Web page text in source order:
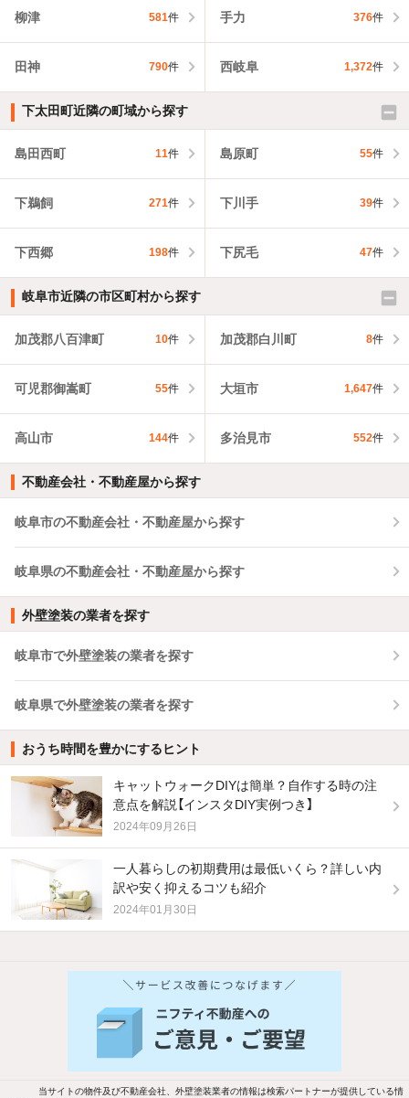
柳津 581件 手力 376件
田神 790件 西岐阜 1,372件
下太田町近隣の町域から探す
島田西町 11件 島原町 55件
下鵜飼 271件 下川手 39件
下西郷 198件 下尻毛 47件
岐阜市近隣の市区町村から探す
加茂郡八百津町 10件 加茂郡白川町 8件
可児郡御嵩町 55件 大垣市 1,647件
高山市 144件 多治見市 552件
不動産会社・不動産屋から探す
岐阜市の不動産会社・不動産屋から探す
岐阜県の不動産会社・不動産屋から探す
外壁塗装の業者を探す
岐阜市で外壁塗装の業者を探す
岐阜県で外壁塗装の業者を探す
おうち時間を豊かにするヒント
キャットウォークDIYは簡単？自作する時の注
意点を解説【インスタDIY実例つき】
2024年09月26日
一人暮らしの初期費用は最低いくら？詳しい内
訳や安く抑えるコツも紹介
2024年01月30日
他の人はこんな条件で絞り込んでいます！
バス・トイレ別 2階以上
当サイトの物件及び不動産会社、外壁塗装業者の情報は検索パートナーが提供している情